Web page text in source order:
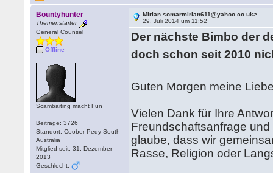
Bountyhunter
Themenstarter
General Counsel
Offline
Scambaiting macht Fun
Beiträge: 3726
Standort: Coober Pedy South
Australia
Mitglied seit: 31. Dezember
2013
Geschlecht:
Mirian <omarmirian611@yahoo.co.uk>
29. Juli 2014 um 11:52
Der nächste Bimbo der
doch schon seit 2010
Guten Morgen meine
Vielen Dank für Ihre
Freundschaftsanfrage
glaube, dass wir
Rasse, Religion oder